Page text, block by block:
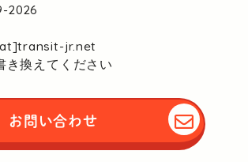
2026
jr.net
換えてください
お問い合わせ